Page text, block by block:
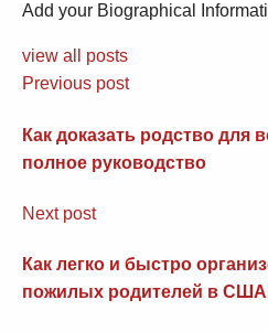
Add your Biographical
view all posts
Previous post
Как доказать родство для
полное руководство
Next post
Как легко и быстро
пожилых родителей в